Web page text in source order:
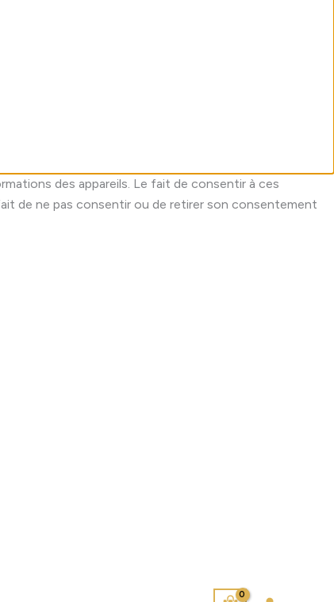
des appareils. Le fait de consentir à ces
de ne pas consentir ou de retirer son consentement